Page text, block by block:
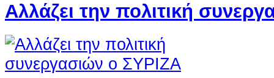
Αλλάζει την πολιτική